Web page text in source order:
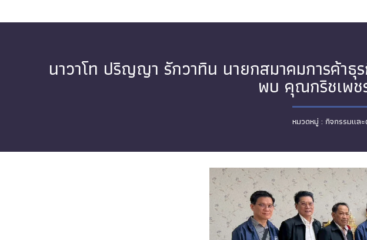
นาวาโท ปริญญา รักวาทิน นายกสมาคมการค้าธุ
พบ คุณกริชเพช
กิจกรรมและ